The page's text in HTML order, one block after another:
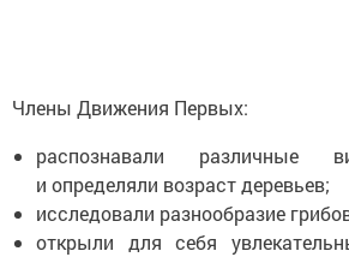
Члены Движения Первых:
распознавали различные
и определяли возраст деревьев;
исследовали разнообразие
открыли для себя